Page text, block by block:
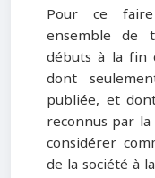
Pour ce
ensemble de
débuts à la fin
dont
publiée, et
reconnus par
considérer
de la société à